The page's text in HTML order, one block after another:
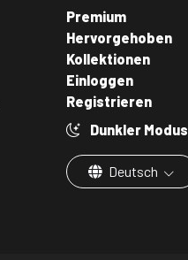
Premium
Hervorgehoben
Kollektionen
Einloggen
Registrieren
Dunkler Modus
Deutsch